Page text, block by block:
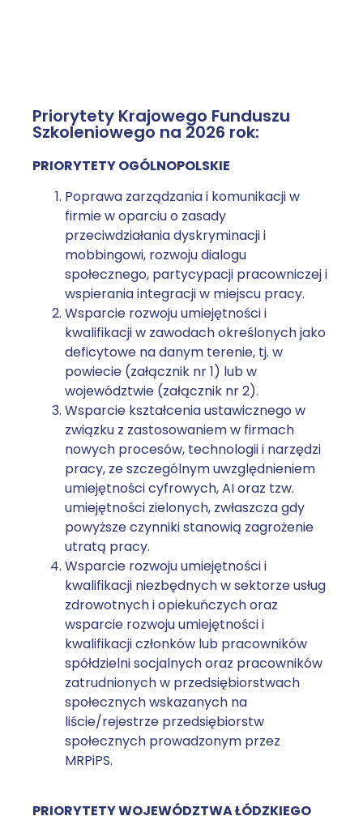
Priorytety Krajowego Funduszu
Szkoleniowego na 2026 rok:
PRIORYTETY OGÓLNOPOLSKIE
Poprawa zarządzania i komunikacji w
firmie w oparciu o zasady
przeciwdziałania dyskryminacji i
mobbingowi, rozwoju dialogu
społecznego, partycypacji pracowniczej i
wspierania integracji w miejscu pracy.
Wsparcie rozwoju umiejętności i
kwalifikacji w zawodach określonych jako
deficytowe na danym terenie, tj. w
powiecie (załącznik nr 1) lub w
województwie (załącznik nr 2).
Wsparcie kształcenia ustawicznego w
związku z zastosowaniem w firmach
nowych procesów, technologii i narzędzi
pracy, ze szczególnym uwzględnieniem
umiejętności cyfrowych, AI oraz tzw.
umiejętności zielonych, zwłaszcza gdy
powyższe czynniki stanowią zagrożenie
utratą pracy.
Wsparcie rozwoju umiejętności i
kwalifikacji niezbędnych w sektorze usług
zdrowotnych i opiekuńczych oraz
wsparcie rozwoju umiejętności i
kwalifikacji członków lub pracowników
spółdzielni socjalnych oraz pracowników
zatrudnionych w przedsiębiorstwach
społecznych wskazanych na
liście/rejestrze przedsiębiorstw
społecznych prowadzonym przez
MRPiPS.
PRIORYTETY WOJEWÓDZTWA ŁÓDZKIEGO